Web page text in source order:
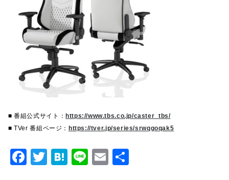
■ 番組公式サイト： https://www.tbs.co.jp/caster_tbs/
■ TVer 番組ページ： https://tver.jp/series/srwqgoqak5
F
T
H
Li
E